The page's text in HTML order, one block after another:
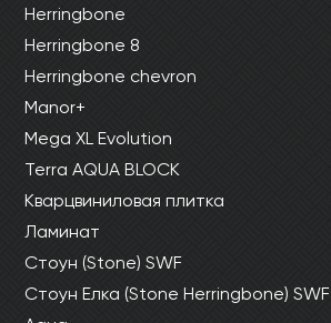
Herringbone
Herringbone 8
Herringbone chevron
Manor+
Mega XL Evolution
Terra AQUA BLOCK
Кварцвиниловая плитка
Ламинат
Стоун (Stone) SWF
Стоун Елка (Stone Herringbone) SWF